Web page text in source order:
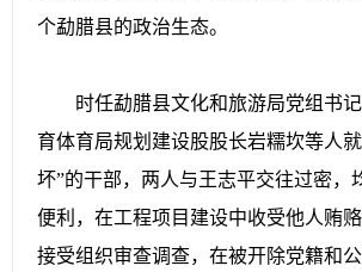
个勐腊县的政治生态。
时任勐腊县文化和旅游局党组书记
育体育局规划建设股股长岩糯坎等人
坏”的干部，两人与王志平交往过密，
便利，在工程项目建设中收受他人贿
接受组织审查调查，在被开除党籍和